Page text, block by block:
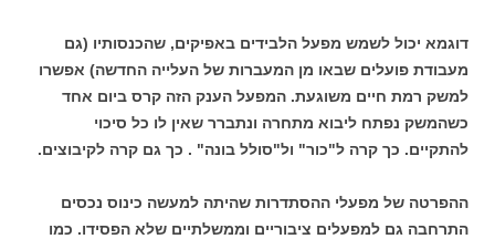
דוגמא יכול לשמש מפעל הלבידים באפיקים, שהכנסותיו (גם
מעבודת פועלים שבאו מן המעברות של העלייה החדשה) אפשרו
למשק רמת חיים משוגעת. המפעל הענק הזה קרס ביום אחד
כשהמשק נפתח ליבוא מתחרה ונתברר שאין לו כל סיכוי
להתקיים. כך קרה ל"כור" ול"סולל בונה" . כך גם קרה לקיבוצים.
ההפרטה של מפעלי ההסתדרות שהיתה למעשה כינוס נכסים
התרחבה גם למפעלים ציבוריים וממשלתיים שלא הפסידו. כמו